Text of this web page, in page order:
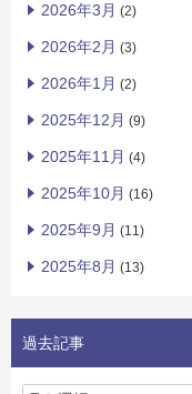
2026年3月 (2)
2026年2月 (3)
2026年1月 (2)
2025年12月 (9)
2025年11月 (4)
2025年10月 (16)
2025年9月 (11)
2025年8月 (13)
過去記事